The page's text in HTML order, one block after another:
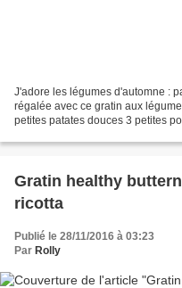
J'adore les légumes d'automne :
régalée avec ce gratin aux
petites patates douces 3 petites
Gratin healthy
ricotta
Publié le 28/11/2016 à 03:23
Par Rolly